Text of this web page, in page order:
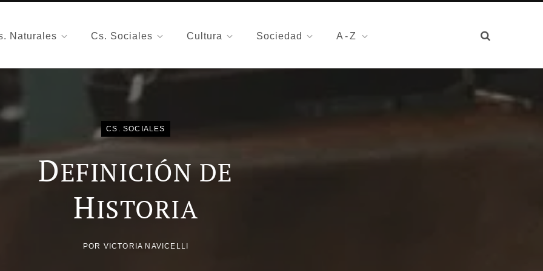
Naturales Cs. Sociales Cultura Sociedad A-Z
CS. SOCIALES
DEFINICIÓN DE
HISTORIA
POR VICTORIA NAVICELLI